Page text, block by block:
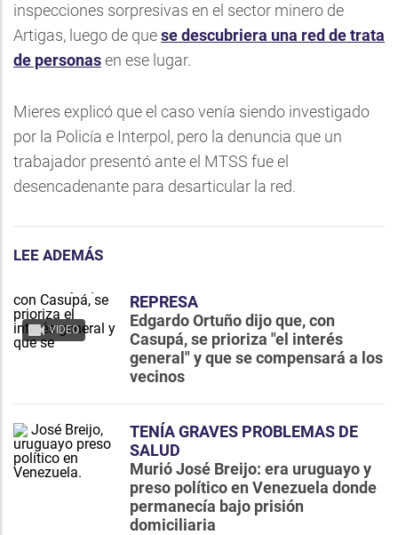
inspecciones sorpresivas en el sector minero de
Artigas, luego de quese descubriera una red de trata
de personasen ese lugar.
Mieres explicó que el caso venía siendo investigado
por la Policía e Interpol, pero la denuncia que un
trabajador presentó ante el MTSS fue el
desencadenante para desarticular la red.
LEE ADEMÁS
VIDEO
REPRESA
Edgardo Ortuño dijo que, con
Casupá, se prioriza "el interés
general" y que se compensará a los
vecinos
TENÍA GRAVES PROBLEMAS DE
SALUD
Murió José Breijo: era uruguayo y
preso político en Venezuela donde
permanecía bajo prisión
domiciliaria